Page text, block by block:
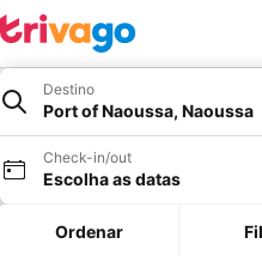
Destino
Port of Naoussa, Naoussa
Check-in/out
Escolha as datas
Ordenar